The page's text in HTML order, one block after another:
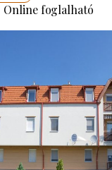
Online foglalható